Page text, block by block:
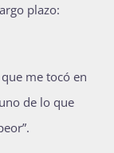
plazo:
me tocó en
de lo que